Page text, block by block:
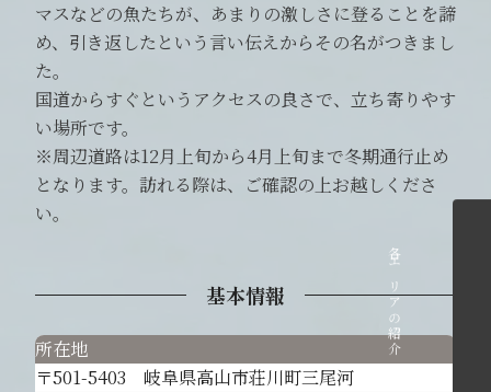
マスなどの魚たちが、あまりの激しさに登ることを諦
め、引き返したという言い伝えからその名がつきまし
た。
国道からすぐというアクセスの良さで、立ち寄りやす
い場所です。
※周辺道路は12月上旬から4月上旬まで冬期通行止め
となります。訪れる際は、ご確認の上お越しくださ
い。
基本情報
所在地
〒501-5403 岐阜県高山市荘川町三尾河
各エリアの紹介へ